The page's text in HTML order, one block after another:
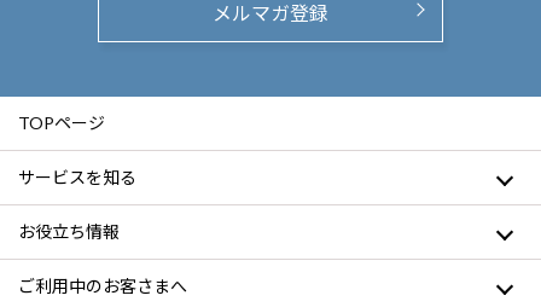
メルマガ登録
TOPページ
サービスを知る
お役立ち情報
ご利用中のお客さまへ